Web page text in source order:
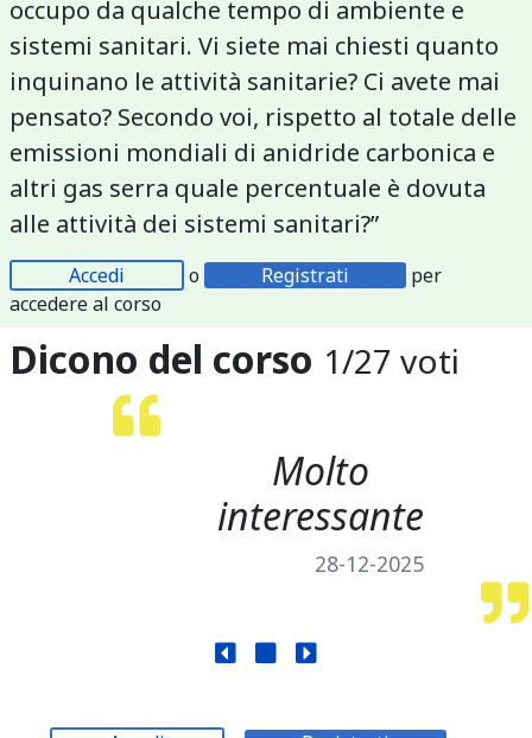
occupo da qualche tempo di ambiente e
sistemi sanitari. Vi siete mai chiesti quanto
inquinano le attività sanitarie? Ci avete mai
pensato? Secondo voi, rispetto al totale delle
emissioni mondiali di anidride carbonica e
altri gas serra quale percentuale è dovuta
alle attività dei sistemi sanitari?”
Accedi o Registrati
per
accedere al corso
Dicono del corso 1/27 voti
Molto
interessante
28-12-2025